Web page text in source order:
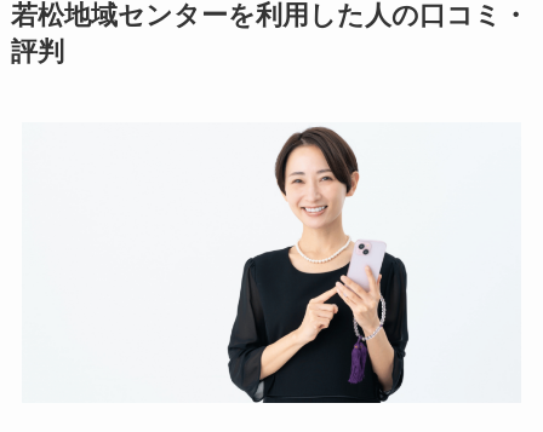
若松地域センターを利用した人の口コミ・
評判